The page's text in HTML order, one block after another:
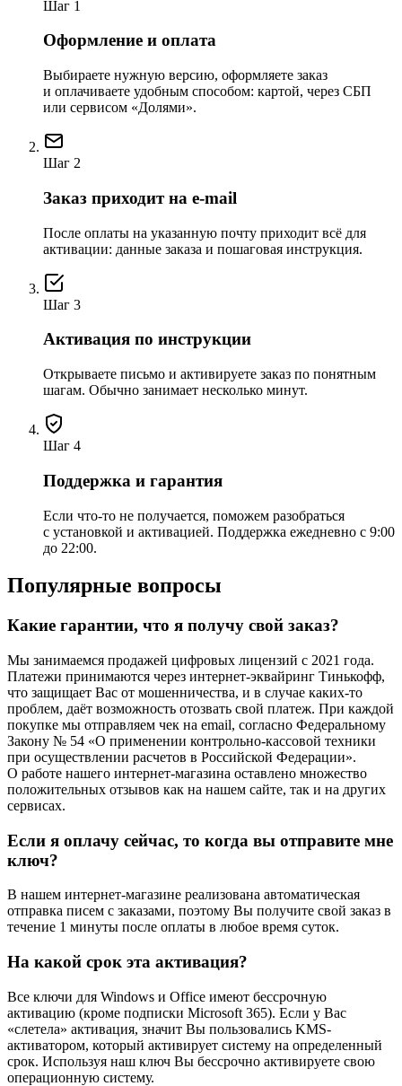
Шаг 1
Оформление и оплата
Выбираете нужную версию, оформляете заказ
и оплачиваете удобным способом: картой, через СБП
или сервисом «Долями».
Шаг 2
Заказ приходит на e-mail
После оплаты на указанную почту приходит всё для
активации: данные заказа и пошаговая инструкция.
Шаг 3
Активация по инструкции
Открываете письмо и активируете заказ по понятным
шагам. Обычно занимает несколько минут.
Шаг 4
Поддержка и гарантия
Если что-то не получается, поможем разобраться
с установкой и активацией. Поддержка ежедневно с 9:00
до 22:00.
Популярные вопросы
Какие гарантии, что я получу свой заказ?
Мы занимаемся продажей цифровых лицензий с 2021 года.
Платежи принимаются через интернет-эквайринг Тинькофф,
что защищает Вас от мошенничества, и в случае каких-то
проблем, даёт возможность отозвать свой платеж. При каждой
покупке мы отправляем чек на email, согласно Федеральному
Закону № 54 «О применении контрольно-кассовой техники
при осуществлении расчетов в Российской Федерации».
О работе нашего интернет-магазина оставлено множество
положительных отзывов как на нашем сайте, так и на других
сервисах.
Если я оплачу сейчас, то когда вы отправите мне
ключ?
В нашем интернет-магазине реализована автоматическая
отправка писем с заказами, поэтому Вы получите свой заказ в
течение 1 минуты после оплаты в любое время суток.
На какой срок эта активация?
Все ключи для Windows и Office имеют бессрочную
активацию (кроме подписки Microsoft 365). Если у Вас
«слетела» активация, значит Вы пользовались KMS-
активатором, который активирует систему на определенный
срок. Используя наш ключ Вы бессрочно активируете свою
операционную систему.